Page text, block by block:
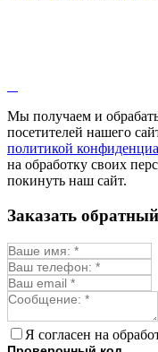
Мы получаем и
посетителей нашего
политикой
на обработку своих
покинуть наш сайт.
Заказать
Я согласен на